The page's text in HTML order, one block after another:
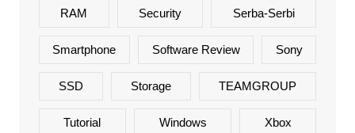
RAM Security Serba-Serbi
Smartphone Software Review Sony
SSD Storage TEAMGROUP
Tutorial Windows Xbox